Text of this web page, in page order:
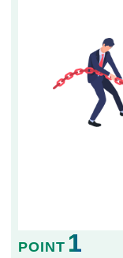
POINT 1